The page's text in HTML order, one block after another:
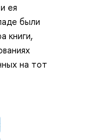
ея
были
книги,
на тот
особым поручениям»